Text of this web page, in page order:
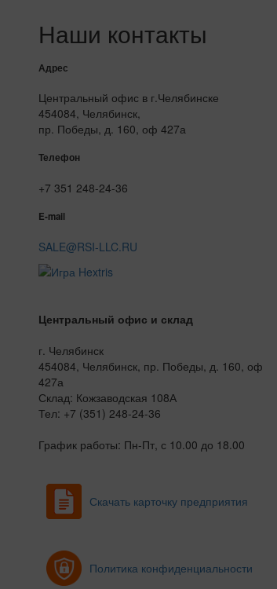
Наши контакты
Адрес
Центральный офис в г.Челябинске
454084, Челябинск,
пр. Победы, д. 160, оф 427а
Телефон
+7 351 248-24-36
E-mail
SALE@RSI-LLC.RU
Центральный офис и склад
г. Челябинск
454084, Челябинск, пр. Победы, д. 160, оф
427а
Склад: Кожзаводская 108А
Тел: +7 (351) 248-24-36
График работы: Пн-Пт, с 10.00 до 18.00
Скачать карточку предприятия
Политика конфиденциальности